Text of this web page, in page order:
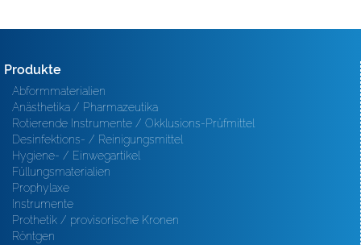
Produkte
Abformmaterialien
Anästhetika / Pharmazeutika
Rotierende Instrumente / Okklusions-Prüfmittel
Desinfektions- / Reinigungsmittel
Hygiene- / Einwegartikel
Füllungsmaterialien
Prophylaxe
Instrumente
Prothetik / provisorische Kronen
Röntgen